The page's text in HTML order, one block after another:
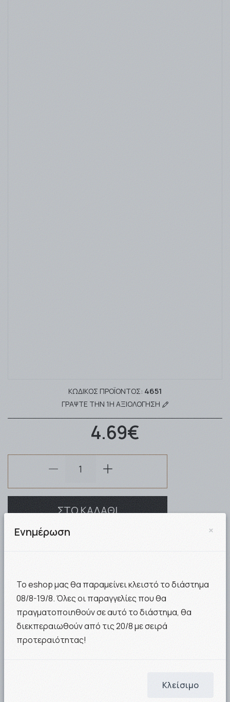
ΚΩΔΙΚΌΣ ΠΡΟΪΌΝΤΟΣ: 4651
ΓΡΆΨΤΕ ΤΗΝ 1Η ΑΞΙΟΛΌΓΗΣΗ
4.69€
ΣΤΟ ΚΑΛΑΘΙ
Προϊόν της σειράς Intermed-Eva Intima
Άμεση παραλαβή της παραγγελίας σου από το φυσικό
Ενημέρωση ×
Το eshop μας θα παραμείνει κλειστό το διάστημα
08/8-19/8. Όλες οι παραγγελίες που θα
πραγματοποιηθούν σε αυτό το διάστημα, θα
διεκπεραιωθούν από τις 20/8 με σειρά
προτεραιότητας!
Κλείσιμο